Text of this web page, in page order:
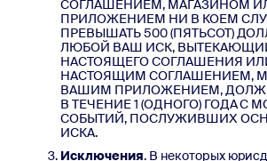
СОГЛАШЕНИЕМ, МАГАЗИНОМ
ПРИЛОЖЕНИЕМ НИ В КОЕМ
ПРЕВЫШАТЬ 500 (ПЯТЬСОТ)
ЛЮБОЙ ВАШ ИСК,
НАСТОЯЩЕГО СОГЛАШЕНИЯ
НАСТОЯЩИМ СОГЛАШЕНИЕМ,
ВАШИМ ПРИЛОЖЕНИЕМ,
В ТЕЧЕНИЕ 1 (ОДНОГО) ГОДА С
СОБЫТИЙ, ПОСЛУЖИВШИХ
ИСКА.
Исключения. В некоторых